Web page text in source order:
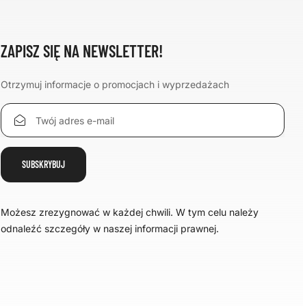
ZAPISZ SIĘ NA NEWSLETTER!
Otrzymuj informacje o promocjach i wyprzedażach
Możesz zrezygnować w każdej chwili. W tym celu należy
odnaleźć szczegóły w naszej informacji prawnej.